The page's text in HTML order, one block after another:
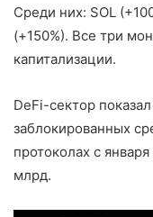
Среди них: SOL
(+150%). Все три
капитализации.
DeFi-сектор
заблокированных
протоколах с
млрд.